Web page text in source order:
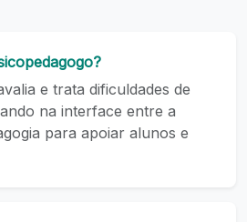
e trata dificuldades de
na interface entre a
para apoiar alunos e